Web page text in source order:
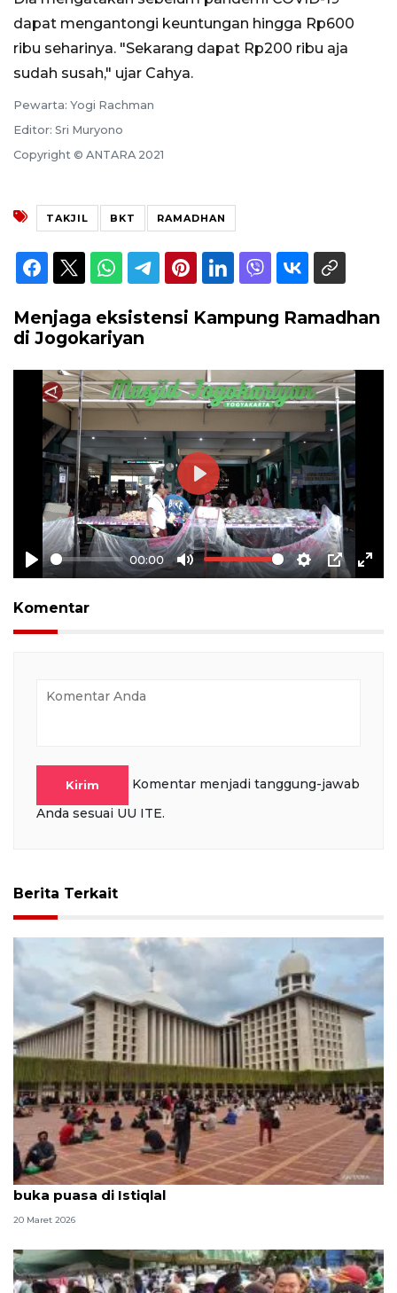
dapat mengantongi keuntungan hingga Rp600
ribu seharinya. "Sekarang dapat Rp200 ribu aja
sudah susah," ujar Cahya.
Pewarta: Yogi Rachman
Editor: Sri Muryono
Copyright © ANTARA 2021
TAKJIL BKT RAMADHAN
Menjaga eksistensi Kampung Ramadhan
di Jogokariyan
Play
00:00
Mute Settings
PIP
Play
Komentar
Kirim
Komentar menjadi tanggung-jawab
Anda sesuai UU ITE.
Berita Terkait
Penghujung Ramadhan, masyarakat tetap antusias
buka puasa di Istiqlal
20 Maret 2026